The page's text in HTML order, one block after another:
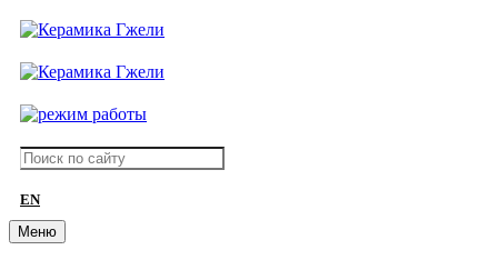
EN
Меню